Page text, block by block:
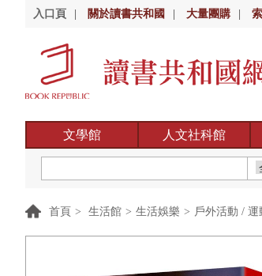
入口頁 關於讀書共和國 大量團購
文學館 人文社科館
首頁 > 生活館 > 生活娛樂 > 戶外活動 / 運